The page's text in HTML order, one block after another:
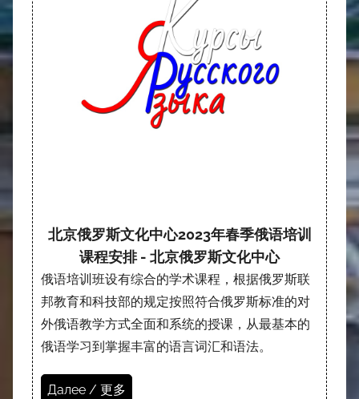
北京俄罗斯文化中心2023年春季俄语培训
课程安排 - 北京俄罗斯文化中心
俄语培训班设有综合的学术课程，根据俄罗斯联
邦教育和科技部的规定按照符合俄罗斯标准的对
外俄语教学方式全面和系统的授课，从最基本的
俄语学习到掌握丰富的语言词汇和语法。
Далее / 更多